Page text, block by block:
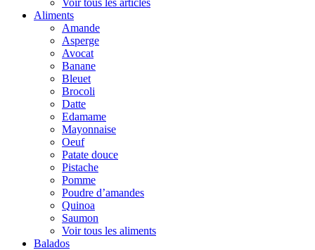
Voir tous les articles
Aliments
Amande
Asperge
Avocat
Banane
Bleuet
Brocoli
Datte
Edamame
Mayonnaise
Oeuf
Patate douce
Pistache
Pomme
Poudre d’amandes
Quinoa
Saumon
Voir tous les aliments
Balados